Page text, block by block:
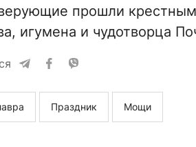
прошли
игумена и чудотворца
Праздник Мощи